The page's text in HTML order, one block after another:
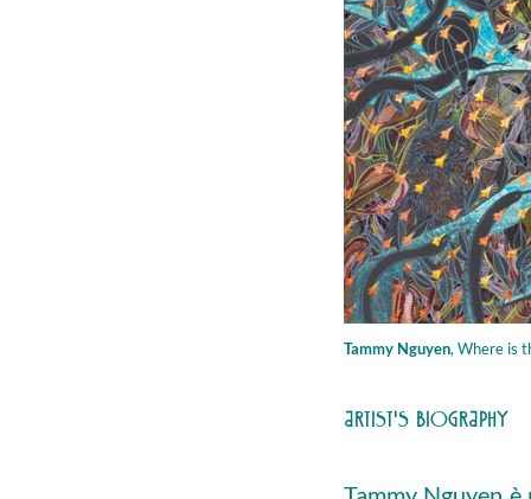
Tammy Nguyen, Where is the World?, 2022,
ARTIST'S BIOGRAPHY